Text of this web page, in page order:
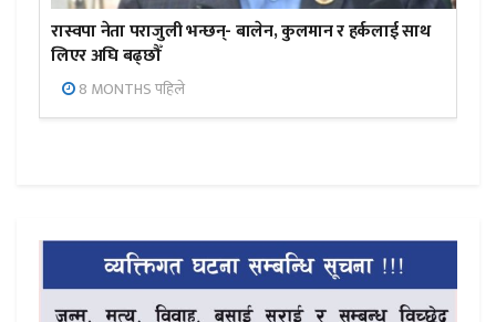
रास्वपा नेता पराजुली भन्छन्- बालेन, कुलमान र हर्कलाई साथ
लिएर अघि बढ्छौँ
8 MONTHS पहिले